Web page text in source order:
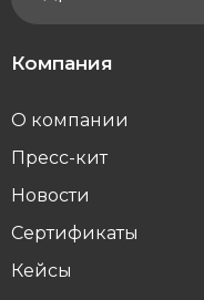
Компания
О компании
Пресс-кит
Новости
Сертификаты
Кейсы